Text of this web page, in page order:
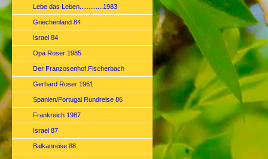
Lebe das Leben.............1983
Griechenland 84
Israel 84
Opa Roser 1985
Der Franzosenhof,Fischerbach
Gerhard Roser 1961
Spanien/Portugal Rundreise 86
Frankreich 1987
Israel 87
Balkanreise 88